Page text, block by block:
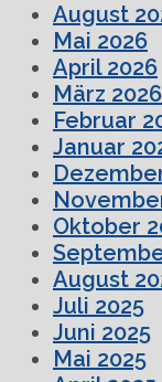
August
Mai 2026
April 2026
März 2026
Februar
Januar
Oktober
August
Juli 2025
Juni 2025
Mai 2025